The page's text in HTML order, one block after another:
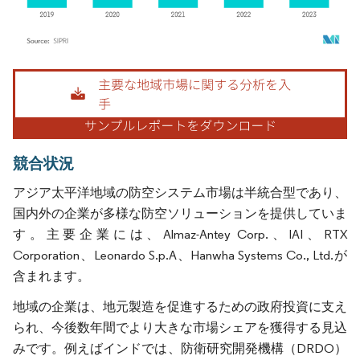
画像 © Mordor Intelligence。再利用にはCC BY 4.0の表示が必要です。
競合状況
アジア太平洋地域の防空システム市場は半統合型であり、
国内外の企業が多様な防空ソリューションを提供していま
す。主要企業には、Almaz-Antey Corp.、IAI、RTX
Corporation、Leonardo S.p.A、Hanwha Systems Co., Ltd.が
含まれます。
地域の企業は、地元製造を促進するための政府投資に支え
られ、今後数年間でより大きな市場シェアを獲得する見込
みです。例えばインドでは、防衛研究開発機構（DRDO）